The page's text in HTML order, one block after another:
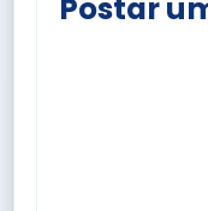
Postar